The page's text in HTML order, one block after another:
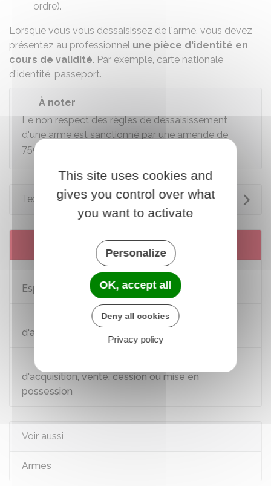
ordre).
Lorsque vous vous dessaisissez de l'arme, vous devez
présentez au professionnel une pièce d'identité en
cours de validité. Par exemple, carte nationale
d'identité, passeport.
À noter
Le non respect des règles de dessaisissement
d'une arme est sanctionné par une amende de
750 €
Textes de référence
Services en ligne et formulaires
Système d'information sur les armes (SIA) -
Espace détenteurs
Déclaration d'abandon par un particulier
d'arme et de munitions à l'Etat
d'acquisition, vente, cession ou mise en
possession
Voir aussi
Armes
This site uses cookies and
gives you control over what
you want to activate
Personalize
OK, accept all
Deny all cookies
Privacy policy